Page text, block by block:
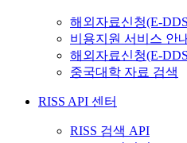
해외자료신청(E-
비용지원 서비스 안
해외자료신청(E-
중국대학 자료 검색
RISS API 센터
RISS 검색 API